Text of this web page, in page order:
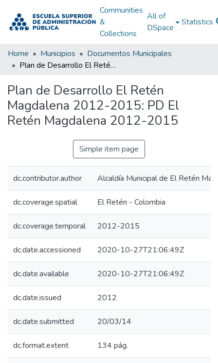
Communities
&
Collections
All of
DSpace
Statistics
Home Municipios
Documentos Municipales
Plan de Desarrollo El Retén Magdalena 2012-2015: PD El Retén Magdalena 2012-2015
Plan de Desarrollo El Retén
Magdalena 2012-2015: PD El
Retén Magdalena 2012-2015
Simple item page
dc.contributor.author Alcaldía Municipal de El Retén
dc.coverage.spatial El Retén - Colombia
dc.coverage.temporal 2012-2015
dc.date.accessioned 2020-10-27T21:06:49Z
dc.date.available 2020-10-27T21:06:49Z
dc.date.issued 2012
dc.date.submitted 20/03/14
dc.format.extent 134 pág.